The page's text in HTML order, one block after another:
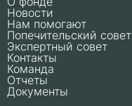
Новости
Нам помогают
Попечительский совет
Экспертный совет
Контакты
Команда
Отчеты
Документы